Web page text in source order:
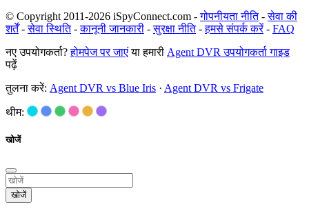
© Copyright 2011-2026 iSpyConnect.com -गोपनीयता नीति-सेवा की
शर्तें-सेवा स्थिति-कानूनी जानकारी -सुरक्षा नीति-हमसे संपर्क करें- FAQ
नए उपयोगकर्ता?होमपेज पर जाएंया हमारी Agent DVR उपयोगकर्ता गाइड
पढ़ें
तुलना करें: Agent DVR vs Blue Iris · Agent DVR vs Frigate
थीम:
खोजें
खोजें